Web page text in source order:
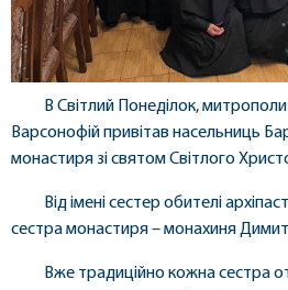
В Світлий Понеділок,
Варсонофій привітав насельниць
монастиря зі святом Світлого
Від імені сестер обителі
сестра монастиря – монахиня
Вже традиційно кожна сестра